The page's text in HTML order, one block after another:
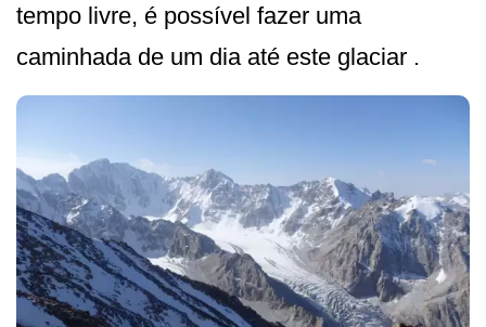
tempo livre, é possível fazer uma
caminhada de um dia até este glaciar .